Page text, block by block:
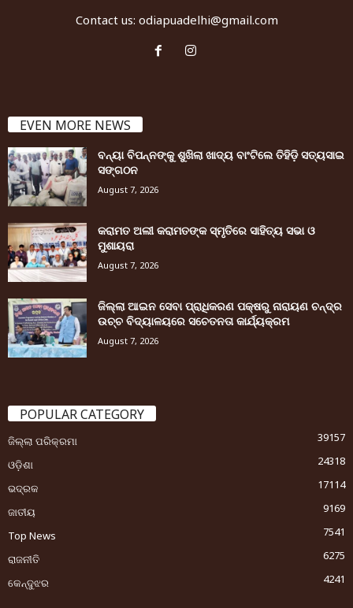
Contact us: odiapuadelhi@gmail.com
EVEN MORE NEWS
ବନ୍ୟା ବିପନ୍ନଙ୍କୁ ଶୁଖିଲା ଖାଦ୍ୟ ବାଂଟିଲେ ତିହିଡି଼ ସତ୍ୟସାଇ
ସଙ୍ଗଠନ
August 7, 2026
କରାମତ ଅଲୀ କରାମତଙ୍କ ସ୍ମୃତିରେ ସାହିତ୍ୟ ସଭା ଓ
ମୁଶାୟରା
August 7, 2026
ଜିଲ୍ଲା ଆଇନ ସେବା ପ୍ରାଧିକରଣ ପକ୍ଷରୁ ନାରାୟଣ ଚନ୍ଦ୍ର
ଉଚ୍ଚ ବିଦ୍ୟାଳୟରେ ସଚେତନତା କାର୍ଯ୍ୟକ୍ରମ
August 7, 2026
POPULAR CATEGORY
ଜିଲ୍ଲା ପରିକ୍ରମା
39157
ଓଡ଼ିଶା
24318
ଭଦ୍ରକ
17114
ଜାତୀୟ
9169
Top News
7541
ରାଜନୀତି
6275
କେନ୍ଦୁଝର
4241